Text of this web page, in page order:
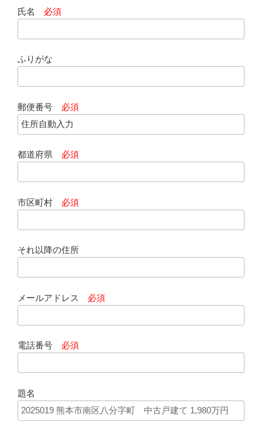
氏名 必須
ふりがな
郵便番号 必須
都道府県 必須
市区町村 必須
それ以降の住所
メールアドレス 必須
電話番号 必須
題名